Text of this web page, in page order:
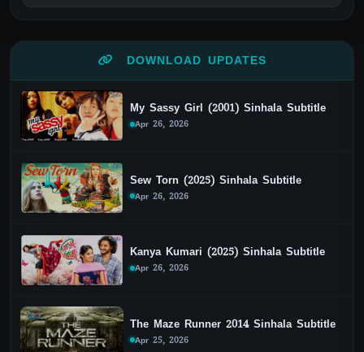
DOWNLOAD UPDATES
My Sassy Girl (2001) Sinhala Subtitle
Apr 26, 2026
Sew Torn (2025) Sinhala Subtitle
Apr 26, 2026
Kanya Kumari (2025) Sinhala Subtitle
Apr 26, 2026
The Maze Runner 2014 Sinhala Subtitle
Apr 25, 2026